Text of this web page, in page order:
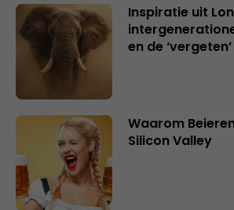
Inspiratie uit
en de
Waarom
Silicon Valley